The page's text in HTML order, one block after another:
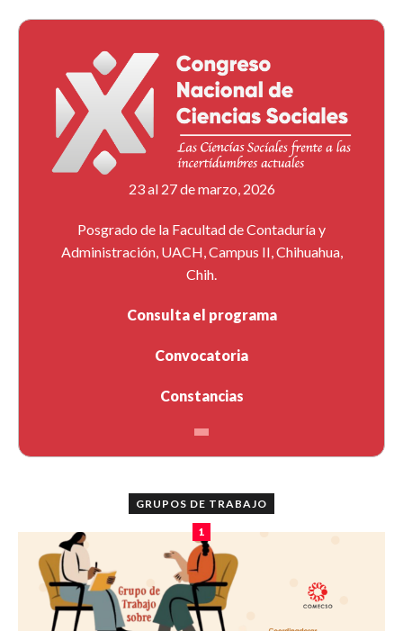
23 al 27 de marzo, 2026
Posgrado de la Facultad de Contaduría y
Administración, UACH, Campus II, Chihuahua,
Chih.
Consulta el programa
Convocatoria
Constancias
GRUPOS DE TRABAJO
1